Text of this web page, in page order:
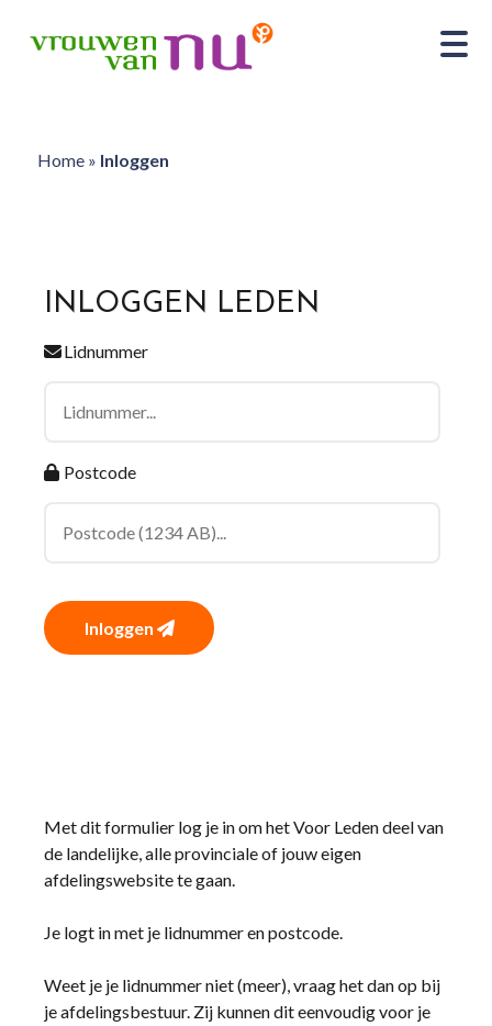
Home» Inloggen
INLOGGEN LEDEN
Lidnummer
Postcode
Inloggen
Met dit formulier log je in om het Voor Leden deel van
de landelijke, alle provinciale of jouw eigen
afdelingswebsite te gaan.
Je logt in met je lidnummer en postcode.
Weet je je lidnummer niet (meer), vraag het dan op bij
je afdelingsbestuur. Zij kunnen dit eenvoudig voor je